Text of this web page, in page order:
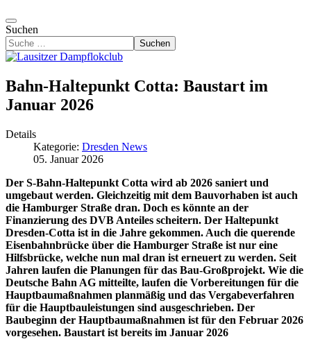
Suchen
Suchen
Bahn-Haltepunkt Cotta: Baustart im
Januar 2026
Details
Kategorie: Dresden News
05. Januar 2026
Der S-Bahn-Haltepunkt Cotta wird ab 2026 saniert und
umgebaut werden. Gleichzeitig mit dem Bauvorhaben ist auch
die Hamburger Straße dran. Doch es könnte an der
Finanzierung des DVB Anteiles scheitern. Der Haltepunkt
Dresden-Cotta ist in die Jahre gekommen. Auch die querende
Eisenbahnbrücke über die Hamburger Straße ist nur eine
Hilfsbrücke, welche nun mal dran ist erneuert zu werden. Seit
Jahren laufen die Planungen für das Bau-Großprojekt. Wie die
Deutsche Bahn AG mitteilte, laufen die Vorbereitungen für die
Hauptbaumaßnahmen planmäßig und das Vergabeverfahren
für die Hauptbauleistungen sind ausgeschrieben. Der
Baubeginn der Hauptbaumaßnahmen ist für den Februar 2026
vorgesehen. Baustart ist bereits im Januar 2026